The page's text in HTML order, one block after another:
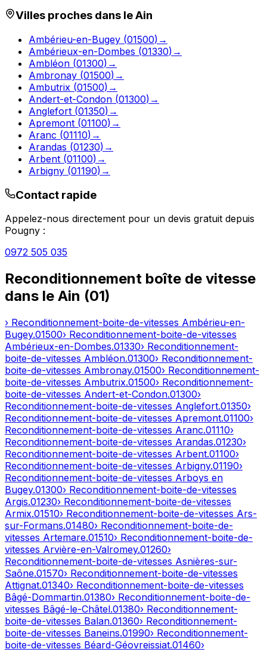
Villes proches dans leAin
Ambérieu-en-Bugey (01500) →
Ambérieux-en-Dombes (01330) →
Ambléon (01300) →
Ambronay (01500) →
Ambutrix (01500) →
Andert-et-Condon (01300) →
Anglefort (01350) →
Apremont (01100) →
Aranc (01110) →
Arandas (01230) →
Arbent (01100) →
Arbigny (01190) →
Contact rapide
Appelez-nous directement pour un devis gratuit depuis
Pougny :
0972 505 035
Reconditionnement boîte de vitesse
dans le Ain (01)
› Reconditionnement-boite-de-vitesses Ambérieu-en-
Bugey.01500› Reconditionnement-boite-de-vitesses
Ambérieux-en-Dombes.01330› Reconditionnement-
boite-de-vitesses Ambléon.01300› Reconditionnement-
boite-de-vitesses Ambronay.01500› Reconditionnement-
boite-de-vitesses Ambutrix.01500› Reconditionnement-
boite-de-vitesses Andert-et-Condon.01300›
Reconditionnement-boite-de-vitesses Anglefort.01350›
Reconditionnement-boite-de-vitesses Apremont.01100›
Reconditionnement-boite-de-vitesses Aranc.01110›
Reconditionnement-boite-de-vitesses Arandas.01230›
Reconditionnement-boite-de-vitesses Arbent.01100›
Reconditionnement-boite-de-vitesses Arbigny.01190›
Reconditionnement-boite-de-vitesses Arboys en
Bugey.01300› Reconditionnement-boite-de-vitesses
Argis.01230› Reconditionnement-boite-de-vitesses
Armix.01510› Reconditionnement-boite-de-vitesses Ars-
sur-Formans.01480› Reconditionnement-boite-de-
vitesses Artemare.01510› Reconditionnement-boite-de-
vitesses Arvière-en-Valromey.01260›
Reconditionnement-boite-de-vitesses Asnières-sur-
Saône.01570› Reconditionnement-boite-de-vitesses
Attignat.01340› Reconditionnement-boite-de-vitesses
Bâgé-Dommartin.01380› Reconditionnement-boite-de-
vitesses Bâgé-le-Châtel.01380› Reconditionnement-
boite-de-vitesses Balan.01360› Reconditionnement-
boite-de-vitesses Baneins.01990› Reconditionnement-
boite-de-vitesses Béard-Géovreissiat.01460›